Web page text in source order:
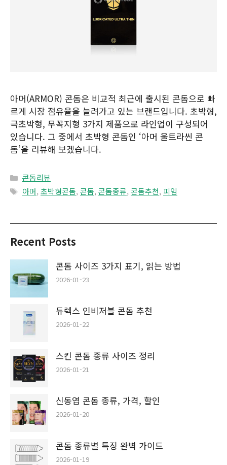
아머(ARMOR) 콘돔은 비교적 최근에 출시된 콘돔으로 빠
르게 시장 점유율을 늘려가고 있는 브랜드입니다. 초박형,
극초박형, 무꼭지형 3가지 제품으로 라인업이 구성되어
있습니다. 그 중에서 초박형 콘돔인 ‘아머 울트라씬 콘
돔’을 리뷰해 보겠습니다.
Categories
콘돔리뷰
Tags
아머, 초박형콘돔, 콘돔, 콘돔종류, 콘돔추천, 피임
Recent Posts
콘돔 사이즈 3가지 표기, 읽는 방법
2026-01-23
듀렉스 인비저블 콘돔 추천
2026-01-22
스킨 콘돔 종류 사이즈 정리
2026-01-21
신동엽 콘돔 종류, 가격, 할인
2026-01-20
콘돔 종류별 특징 완벽 가이드
2026-01-19